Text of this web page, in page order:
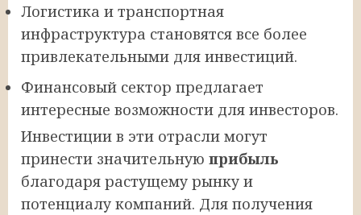
Логистика и транспортная
инфраструктура становятся все более
привлекательными для инвестиций.
Финансовый сектор предлагает
интересные возможности для инвесторов.
Инвестиции в эти отрасли могут
принести значительную прибыль
благодаря растущему рынку и
потенциалу компаний. Для получения